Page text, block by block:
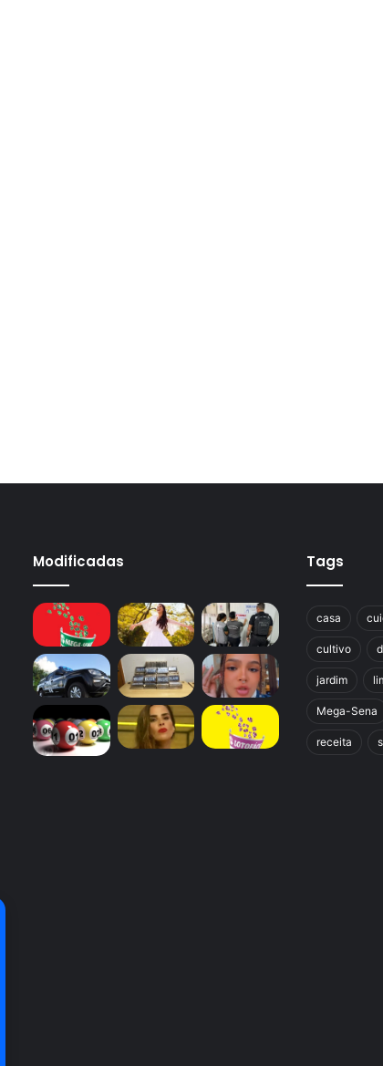
Modificadas Tags
casa
cultivo
jardim
Mega-Sena
receita